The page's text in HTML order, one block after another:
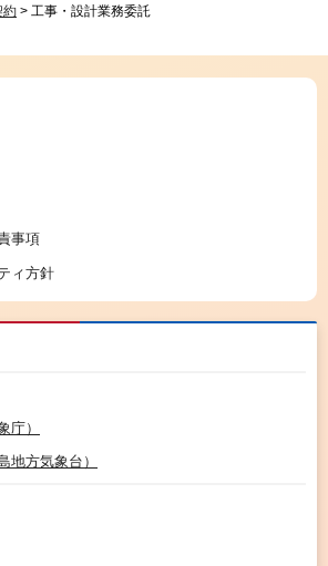
約 > 工事・設計業務委託
事項
ィ方針
庁）
地方気象台）